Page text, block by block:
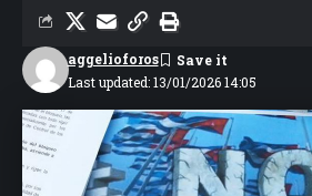
Last updated: 13/01/2026 14:05
aggelioforos